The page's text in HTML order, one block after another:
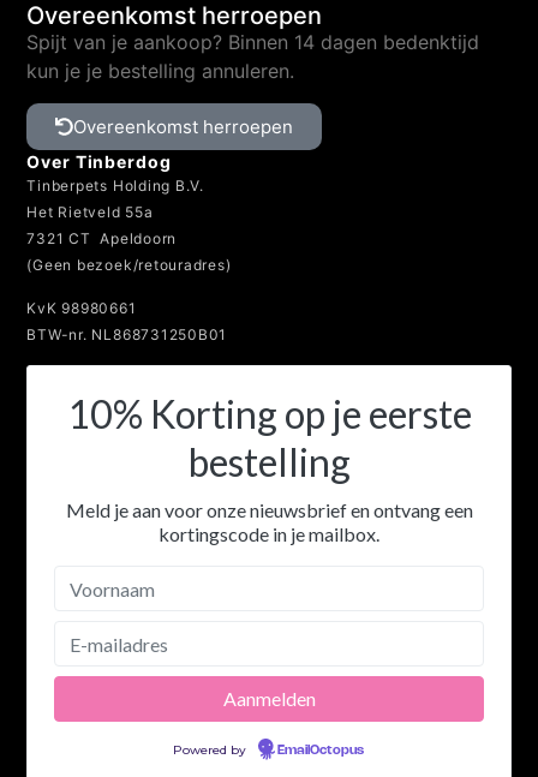
Overeenkomst herroepen
Spijt van je aankoop? Binnen 14 dagen bedenktijd
kun je je bestelling annuleren.
Overeenkomst herroepen
Over Tinberdog
Tinberpets Holding B.V.
Het Rietveld 55a
7321 CT Apeldoorn
(Geen bezoek/retouradres)
KvK 98980661
BTW-nr. NL868731250B01
10% Korting op je eerste
bestelling
Meld je aan voor onze nieuwsbrief en ontvang een
kortingscode in je mailbox.
Powered by EmailOctopus